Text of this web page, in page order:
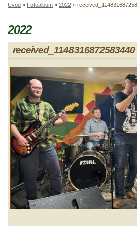
Úvod » Fotoalbum » 2022 »
2022
received_1148316872583440